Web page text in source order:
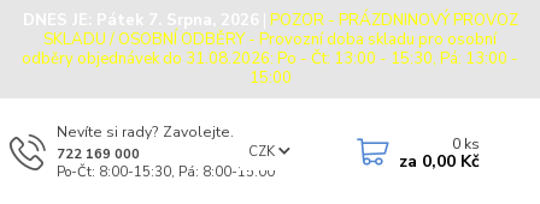
DNES JE: Pátek 7. Srpna, 2026 | POZOR - PRÁZDNINOVÝ PROVOZ
SKLADU / OSOBNÍ ODBĚRY - Provozní doba skladu pro osobní
odběry objednávek do 31.08.2026: Po - Čt: 13:00 - 15:30, Pá: 13:00 -
15:00
CZK
Nevíte si rady? Zavolejte.
722 169 000
Po-Čt: 8:00-15:30, Pá: 8:00-15:00
0 ks
za 0,00 Kč